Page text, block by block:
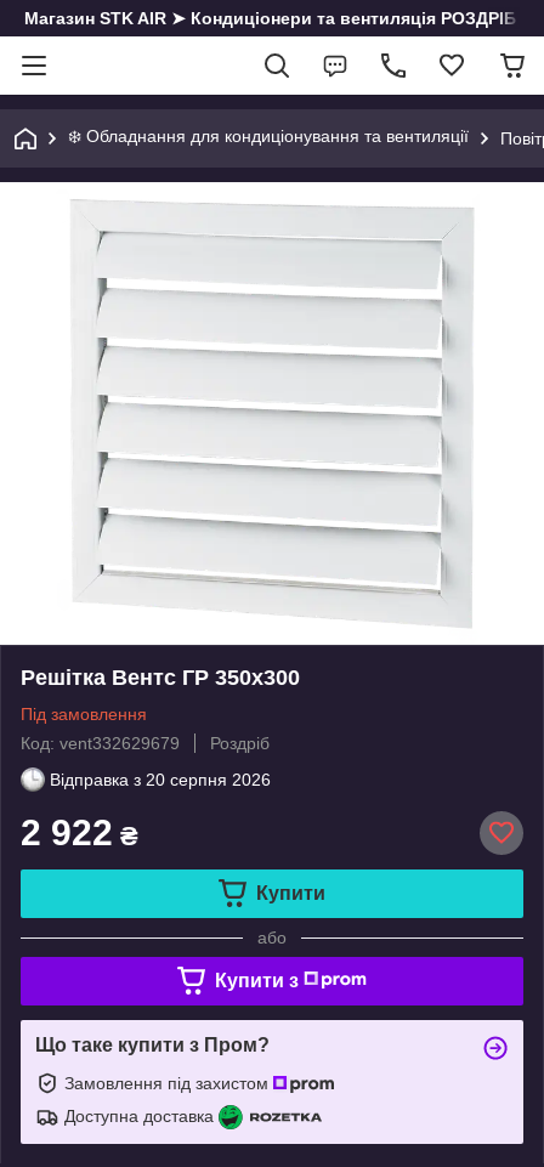
Магазин STK AIR ➤ Кондиціонери та вентиляція РОЗДРІБ
❄️ Обладнання для кондиціонування та вентиляції
Решітка Вентс ГР 350х300
Під замовлення
Код: vent332629679
Роздріб
Відправка з 20 серпня 2026
2 922 ₴
Купити
або
Купити з
Що таке купити з Пром?
Замовлення під захистом
Доступна доставка